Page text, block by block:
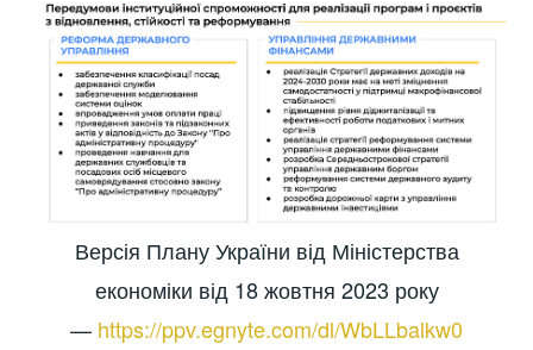
Версія Плану України від Міністерства
економіки від 18 жовтня 2023 року
— https://ppv.egnyte.com/dl/WbLLbalkw0